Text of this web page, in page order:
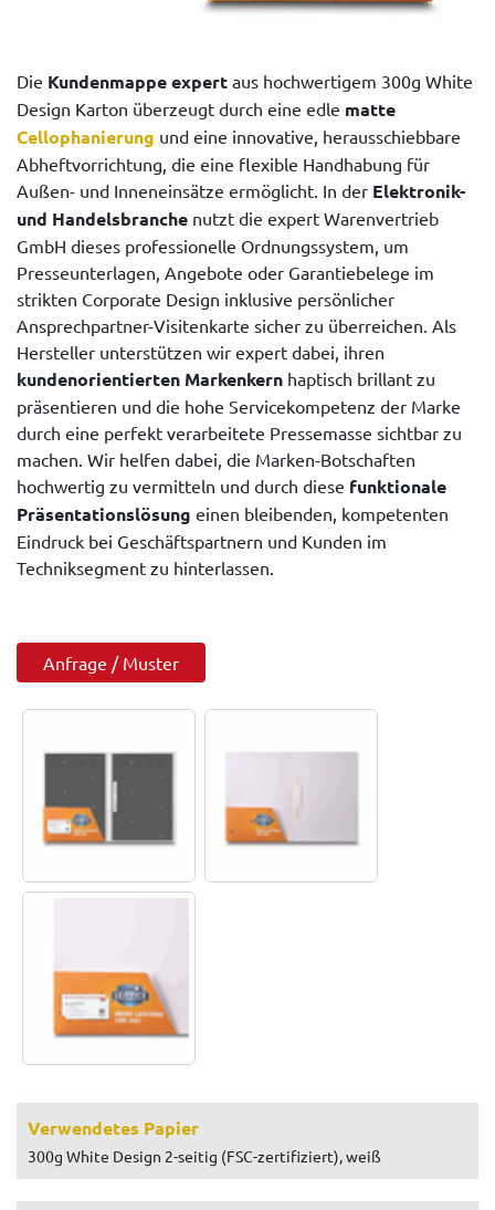
Die Kundenmappe expert aus hochwertigem 300g White
Design Karton überzeugt durch eine edle matte
Cellophanierung und eine innovative, herausschiebbare
Abheftvorrichtung, die eine flexible Handhabung für
Außen- und Inneneinsätze ermöglicht. In der Elektronik-
und Handelsbranche nutzt die expert Warenvertrieb
GmbH dieses professionelle Ordnungssystem, um
Presseunterlagen, Angebote oder Garantiebelege im
strikten Corporate Design inklusive persönlicher
Ansprechpartner-Visitenkarte sicher zu überreichen. Als
Hersteller unterstützen wir expert dabei, ihren
kundenorientierten Markenkern haptisch brillant zu
präsentieren und die hohe Servicekompetenz der Marke
durch eine perfekt verarbeitete Pressemasse sichtbar zu
machen. Wir helfen dabei, die Marken-Botschaften
hochwertig zu vermitteln und durch diese funktionale
Präsentationslösung einen bleibenden, kompetenten
Eindruck bei Geschäftspartnern und Kunden im
Techniksegment zu hinterlassen.
Anfrage / Muster
Verwendetes Papier
300g White Design 2-seitig (FSC-zertifiziert), weiß